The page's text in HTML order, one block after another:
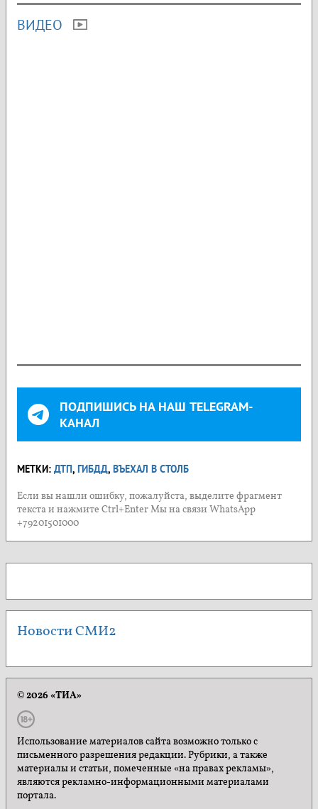
ВИДЕО
ПОДПИШИСЬ НА НАШ TELEGRAM-
КАНАЛ
МЕТКИ: ДТП, ГИБДД, ВЪЕХАЛ В СТОЛБ
Если вы нашли ошибку, пожалуйста, выделите фрагмент
текста и нажмите Ctrl+Enter Мы на связи WhatsApp
+79201501000
Новости СМИ2
© 2026 «ТИА»
Использование материалов сайта возможно только с
письменного разрешения редакции. Рубрики, а также
материалы и статьи, помеченные «на правах рекламы»,
являются рекламно-информационными материалами
портала.